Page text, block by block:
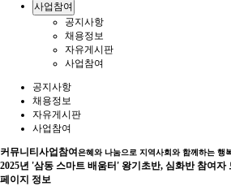
사업참여
공지사항
채용정보
자유게시판
사업참여
공지사항
채용정보
자유게시판
사업참여
커뮤니티 사업참여은혜와 나눔으로 지역사회와 함께하는 행
2025년 '삼동 스마트 배움터' 왕기초반, 심화반 참여자
페이지 정보